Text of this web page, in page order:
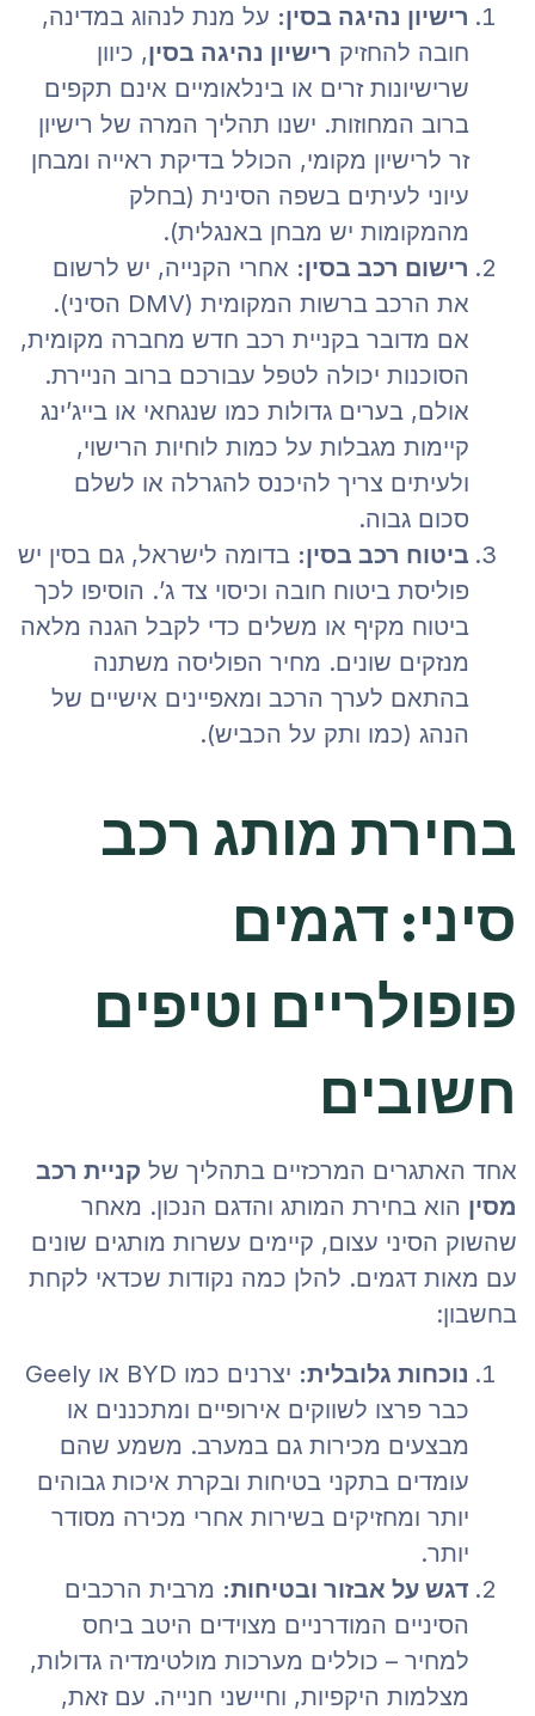
רישיון נהיגה בסין:על מנת לנהוג במדינה,
חובה להחזיקרישיון נהיגה בסין, כיוון
שרישיונות זרים או בינלאומיים אינם תקפים
ברוב המחוזות. ישנו תהליך המרה של רישיון
זר לרישיון מקומי, הכולל בדיקת ראייה ומבחן
עיוני לעיתים בשפה הסינית (בחלק
מהמקומות יש מבחן באנגלית).
רישום רכב בסין:אחרי הקנייה, יש לרשום
את הרכב ברשות המקומית (DMV הסיני).
אם מדובר בקניית רכב חדש מחברה מקומית,
הסוכנות יכולה לטפל עבורכם ברוב הניירת.
אולם, בערים גדולות כמו שנגחאי או בייג’ינג
קיימות מגבלות על כמות לוחיות הרישוי,
ולעיתים צריך להיכנס להגרלה או לשלם
סכום גבוה.
ביטוח רכב בסין:בדומה לישראל, גם בסין יש
פוליסת ביטוח חובה וכיסוי צד ג’. הוסיפו לכך
ביטוח מקיף או משלים כדי לקבל הגנה מלאה
מנזקים שונים. מחיר הפוליסה משתנה
בהתאם לערך הרכב ומאפיינים אישיים של
הנהג (כמו ותק על הכביש).
בחירת מותג רכב
סיני: דגמים
פופולריים וטיפים
חשובים
אחד האתגרים המרכזיים בתהליך שלקניית רכב
מסיןהוא בחירת המותג והדגם הנכון. מאחר
שהשוק הסיני עצום, קיימים עשרות מותגים שונים
עם מאות דגמים. להלן כמה נקודות שכדאי לקחת
בחשבון:
נוכחות גלובלית:
יצרנים כמו BYD או Geely
כבר פרצו לשווקים אירופיים ומתכננים או
מבצעים מכירות גם במערב. משמע שהם
עומדים בתקני בטיחות ובקרת איכות גבוהים
יותר ומחזיקים בשירות אחרי מכירה מסודר
יותר.
דגש על אבזור ובטיחות:מרבית הרכבים
הסיניים המודרניים מצוידים היטב ביחס
למחיר – כוללים מערכות מולטימדיה גדולות,
מצלמות היקפיות, וחיישני חנייה. עם זאת,